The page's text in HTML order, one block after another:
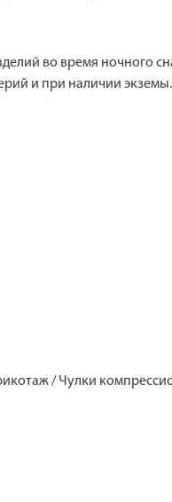
во время
и при наличии экземы.
/ Чулки